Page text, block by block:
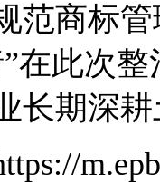
范商标
在此次
长期深